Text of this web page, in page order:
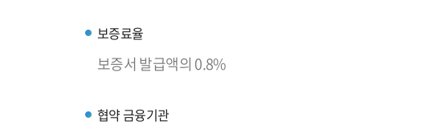
보증료율
보증서 발급액의 0.8%
협약 금융기관